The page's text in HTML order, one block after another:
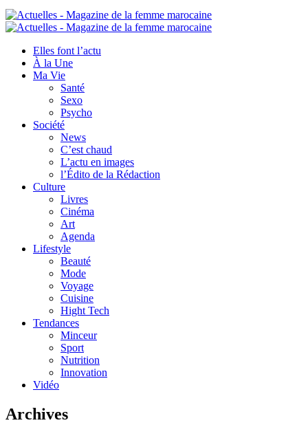
Elles font l’actu
À la Une
Ma Vie
Santé
Sexo
Psycho
Société
News
C’est chaud
L’actu en images
l’Édito de la Rédaction
Culture
Livres
Cinéma
Art
Agenda
Lifestyle
Beauté
Mode
Voyage
Cuisine
Hight Tech
Tendances
Minceur
Sport
Nutrition
Innovation
Vidéo
Archives